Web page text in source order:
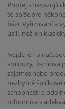
Prodej s
to spíše pro
bázi. Vyřizování a
úsilí, než jen
Nejde jen o
smlouvy, úschova
zájemce nebo
nezbytné špičkové
schopnosti a
odborníka s